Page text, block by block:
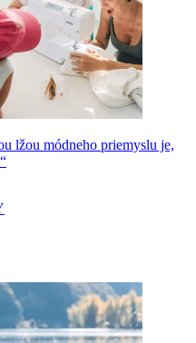
lžou módneho priemyslu je,